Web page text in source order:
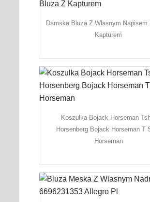
Damska Bluza Z Wlasnym Napisem
Kapturem
Koszulka Bojack Horseman
Horsenberg Bojack Horseman T
Horseman